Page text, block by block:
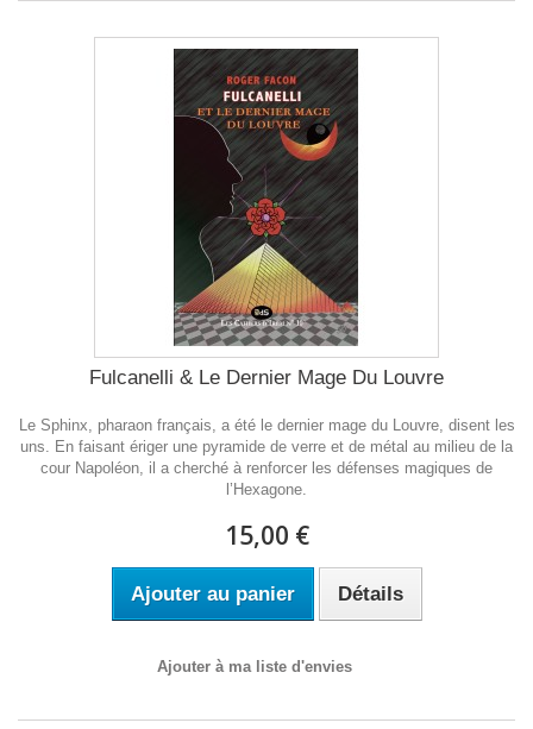
Fulcanelli & Le Dernier Mage Du Louvre
Le Sphinx, pharaon français, a été le dernier mage du Louvre, disent les
uns. En faisant ériger une pyramide de verre et de métal au milieu de la
cour Napoléon, il a cherché à renforcer les défenses magiques de
l’Hexagone.
15,00 €
Ajouter au panier Détails
Ajouter à ma liste d'envies